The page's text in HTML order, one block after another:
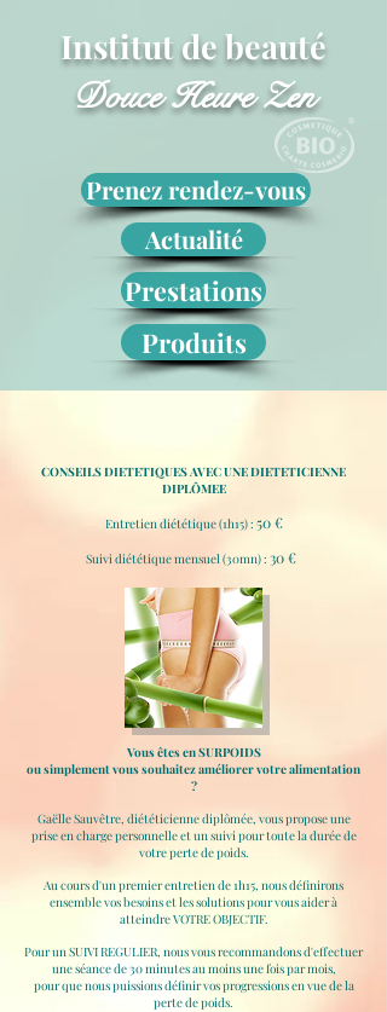
Institut de beauté
Douce Heure Zen
Prenez rendez-vous
Actualité
Prestations
Produits
CONSEILS DIETETIQUES AVECUNE DIETETICIENNE
DIPLÔMEE
Entretien diététique (1h15) : 50 €
Suivi diététique mensuel (30mn) : 30 €
Vous êtes en SURPOIDS
ou simplement vous souhaitez améliorer votre alimentation
?
Gaëlle Sauvêtre, diététicienne diplômée, vous propose une
prise en charge personnelle et un suivi pour toute la durée de
votre perte de poids.
Au cours d'un premier entretien de 1h15, nous définirons
ensemble vos besoins et les solutions pour vous aider à
atteindre VOTRE OBJECTIF.
Pour un SUIVI REGULIER, nous vous recommandons d'effectuer
une séance de 30 minutes au moins une fois par mois,
pour que nous puissions définir vos progressions en vue de la
perte de poids.